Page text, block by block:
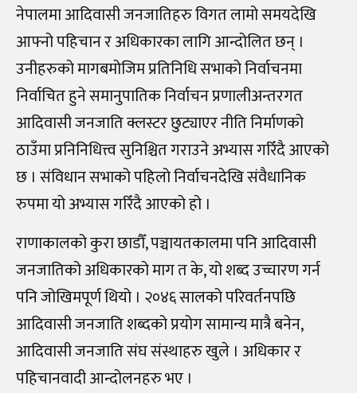
नेपालमा आदिवासी जनजातिहरु विगत लामो समयदेखि
आफ्नो पहिचान र अधिकारका लागि आन्दोलित छन् ।
उनीहरुको मागबमोजिम प्रतिनिधि सभाको निर्वाचनमा
निर्वाचित हुने समानुपातिक निर्वाचन प्रणालीअन्तरगत
आदिवासी जनजाति क्लस्टर छुट्याएर नीति निर्माणको
ठाउँमा प्रनिनिधित्त्व सुनिश्चित गराउने अभ्यास गरिँदै आएको
छ । संविधान सभाको पहिलो निर्वाचनदेखि संवैधानिक
रुपमा यो अभ्यास गरिँदै आएको हो ।
राणाकालको कुरा छाडौँ, पञ्चायतकालमा पनि आदिवासी
जनजातिको अधिकारको माग त के, यो शब्द उच्चारण गर्न
पनि जोखिमपूर्ण थियो । २०४६ सालको परिवर्तनपछि
आदिवासी जनजाति शब्दको प्रयोग सामान्य मात्रै बनेन,
आदिवासी जनजाति संघ संस्थाहरु खुले । अधिकार र
पहिचानवादी आन्दोलनहरु भए ।